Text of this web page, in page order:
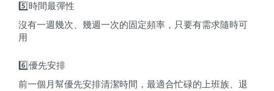
5️⃣時間最彈性
沒有一週幾次、幾週一次的固定頻率，只要有需求隨時可
用
6️⃣優先安排
前一個月幫優先安排清潔時間，最適合忙碌的上班族、退